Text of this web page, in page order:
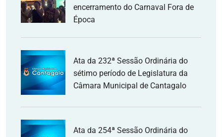
encerramento do Carnaval Fora de
Época
Ata da 232ª Sessão Ordinária do
sétimo período de Legislatura da
Câmara Municipal de Cantagalo
Ata da 254ª Sessão Ordinária do